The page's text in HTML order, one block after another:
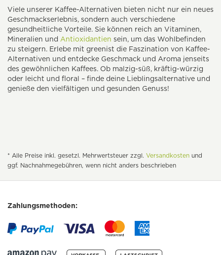
Viele unserer Kaffee-Alternativen bieten nicht nur ein neues
Geschmackserlebnis, sondern auch verschiedene
gesundheitliche Vorteile. Sie können reich an Vitaminen,
Mineralien und Antioxidantien sein, um das Wohlbefinden
zu steigern. Erlebe mit greenist die Faszination von Kaffee-
Alternativen und entdecke Geschmack und Aroma jenseits
des gewöhnlichen Kaffees. Ob malzig-süß, kräftig-würzig
oder leicht und floral – finde deine Lieblingsalternative und
genieße den vielfältigen und gesunden Genuss!
* Alle Preise inkl. gesetzl. Mehrwertsteuer zzgl. Versandkosten und
ggf. Nachnahmegebühren, wenn nicht anders beschrieben
Zahlungsmethoden: